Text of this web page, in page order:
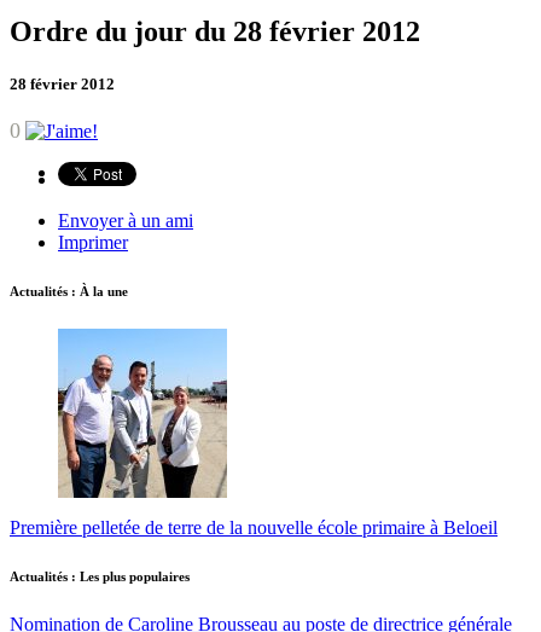
Ordre du jour du 28 février 2012
28 février 2012
0
Envoyer à un ami
Imprimer
Actualités : À la une
Première pelletée de terre de la nouvelle école primaire à Beloeil
Actualités : Les plus populaires
Nomination de Caroline Brousseau au poste de directrice générale